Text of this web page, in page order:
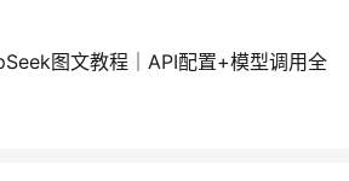
图文教程｜API配置+模型调用全